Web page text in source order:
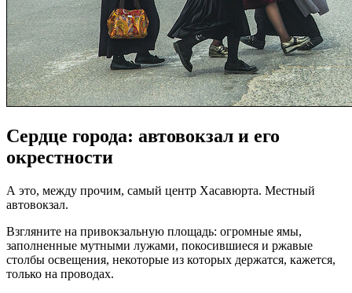
Сердце города: автовокзал и его
окрестности
А это, между прочим, самый центр Хасавюрта. Местный
автовокзал.
Взгляните на привокзальную площадь: огромные ямы,
заполненные мутными лужами, покосившиеся и ржавые
столбы освещения, некоторые из которых держатся, кажется,
только на проводах.